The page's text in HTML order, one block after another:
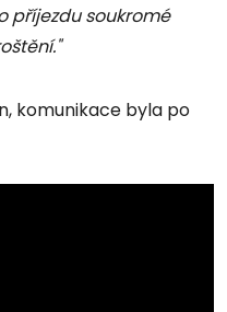
příjezdu soukromé
komunikace byla po